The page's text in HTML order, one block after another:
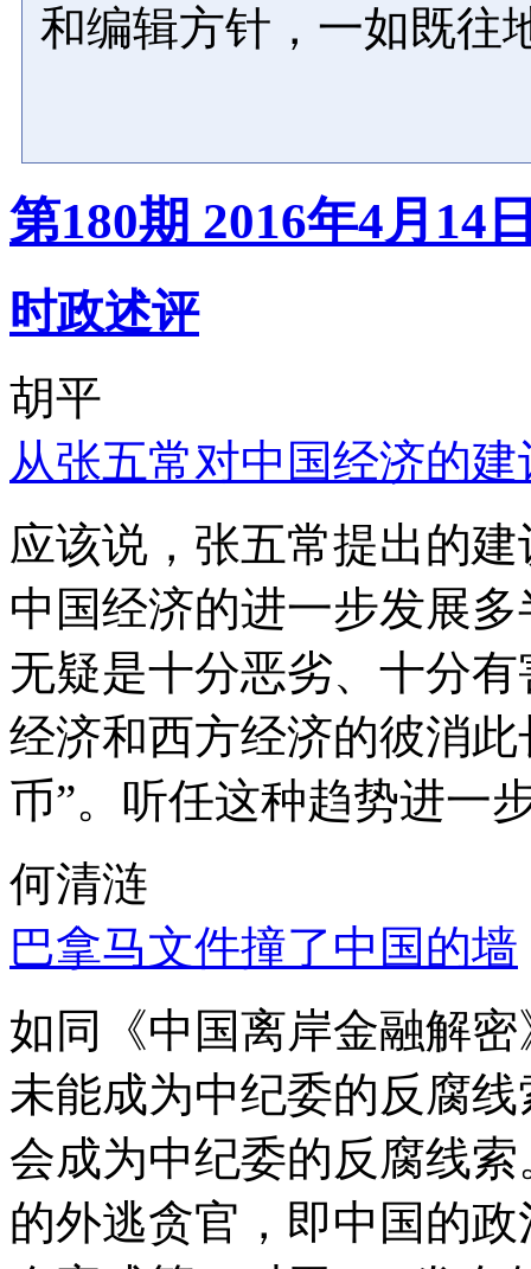
和编辑方针，一如既往
第180期 2016年4月14
时政述评
胡平
从张五常对中国经济的
应该说，张五常提出的
中国经济的进一步发展
无疑是十分恶劣、十分
经济和西方经济的彼消
币”。听任这种趋势进一
何清涟
巴拿马文件撞了中国的墙
如同《中国离岸金融解
未能成为中纪委的反腐
会成为中纪委的反腐线
的外逃贪官，即中国的